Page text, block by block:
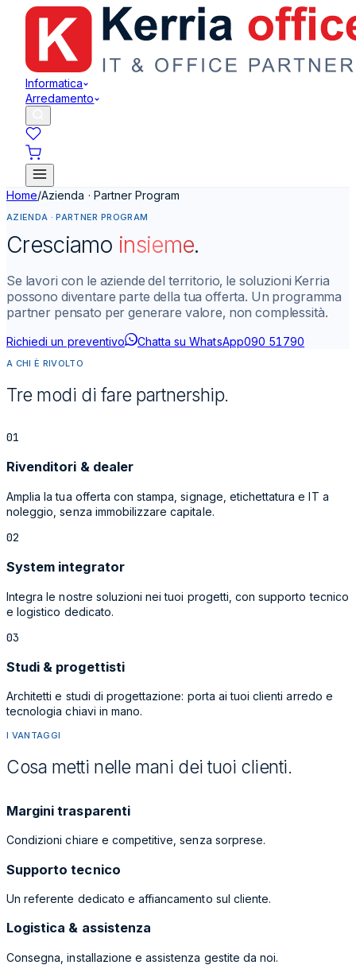
Informatica
Arredamento
Home/Azienda · Partner Program
AZIENDA · PARTNER PROGRAM
Cresciamo insieme.
Se lavori con le aziende del territorio, le soluzioni Kerria
possono diventare parte della tua offerta. Un programma
partner pensato per generare valore, non complessità.
Richiedi un preventivo Chatta su WhatsApp090 51790
A CHI È RIVOLTO
Tre modi di fare partnership.
01
Rivenditori & dealer
Amplia la tua offerta con stampa, signage, etichettatura e IT a
noleggio, senza immobilizzare capitale.
02
System integrator
Integra le nostre soluzioni nei tuoi progetti, con supporto tecnico
e logistico dedicato.
03
Studi & progettisti
Architetti e studi di progettazione: porta ai tuoi clienti arredo e
tecnologia chiavi in mano.
I VANTAGGI
Cosa metti nelle mani dei tuoi clienti.
Margini trasparenti
Condizioni chiare e competitive, senza sorprese.
Supporto tecnico
Un referente dedicato e affiancamento sul cliente.
Logistica & assistenza
Consegna, installazione e assistenza gestite da noi.